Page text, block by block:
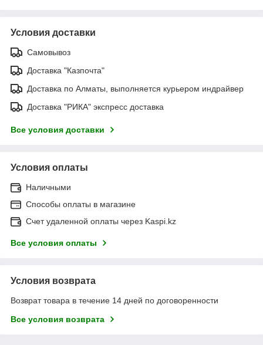
Условия доставки
Самовывоз
Доставка "Казпочта"
Доставка по Алматы, выполняется курьером индрайвер
Доставка "РИКА" экспресс доставка
Все условия доставки
Условия оплаты
Наличными
Способы оплаты в магазине
Счет удаленной оплаты через Kaspi.kz
Все условия оплаты
Условия возврата
Возврат товара в течение 14 дней по договоренности
Все условия возврата